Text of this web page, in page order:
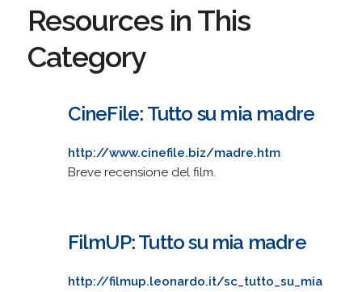
Resources in This
Category
CineFile: Tutto su mia madre
http://www.cinefile.biz/madre.htm
Breve recensione del film.
FilmUP: Tutto su mia madre
http://filmup.leonardo.it/sc_tutto_su_mia